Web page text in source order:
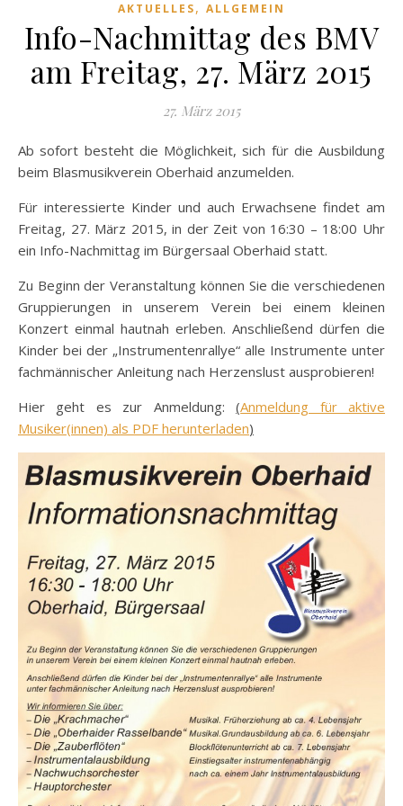
AKTUELLES, ALLGEMEIN
Info-Nachmittag des BMV
am Freitag, 27. März 2015
27. März 2015
Ab sofort besteht die Möglichkeit, sich für die Ausbildung
beim Blasmusikverein Oberhaid anzumelden.
Für interessierte Kinder und auch Erwachsene findet am
Freitag, 27. März 2015, in der Zeit von 16:30 – 18:00 Uhr
ein Info-Nachmittag im Bürgersaal Oberhaid statt.
Zu Beginn der Veranstaltung können Sie die verschiedenen
Gruppierungen in unserem Verein bei einem kleinen
Konzert einmal hautnah erleben. Anschließend dürfen die
Kinder bei der „Instrumentenrallye“ alle Instrumente unter
fachmännischer Anleitung nach Herzenslust ausprobieren!
Hier geht es zur Anmeldung:(Anmeldung für aktive
Musiker(innen) als PDF herunterladen)